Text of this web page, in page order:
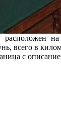
всего в
с